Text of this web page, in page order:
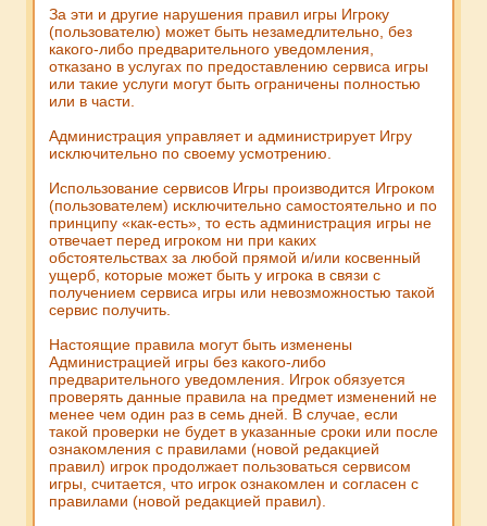
За эти и другие нарушения правил игры Игроку
(пользователю) может быть незамедлительно, без
какого-либо предварительного уведомления,
отказано в услугах по предоставлению сервиса игры
или такие услуги могут быть ограничены полностью
или в части.
Администрация управляет и администрирует Игру
исключительно по своему усмотрению.
Использование сервисов Игры производится Игроком
(пользователем) исключительно самостоятельно и по
принципу «как-есть», то есть администрация игры не
отвечает перед игроком ни при каких
обстоятельствах за любой прямой и/или косвенный
ущерб, которые может быть у игрока в связи с
получением сервиса игры или невозможностью такой
сервис получить.
Настоящие правила могут быть изменены
Администрацией игры без какого-либо
предварительного уведомления. Игрок обязуется
проверять данные правила на предмет изменений не
менее чем один раз в семь дней. В случае, если
такой проверки не будет в указанные сроки или после
ознакомления с правилами (новой редакцией
правил) игрок продолжает пользоваться сервисом
игры, считается, что игрок ознакомлен и согласен с
правилами (новой редакцией правил).